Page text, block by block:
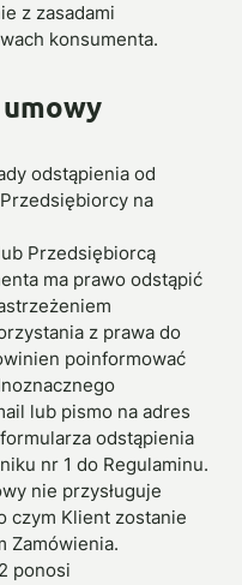
z zasadami
konsumenta.
odstąpienia od
na
Przedsiębiorcą
ma prawo odstąpić
z prawa do
poinformować
lub pismo na adres
odstąpienia
nr 1 do Regulaminu.
nie przysługuje
czym Klient zostanie
Zamówienia.
ponosi